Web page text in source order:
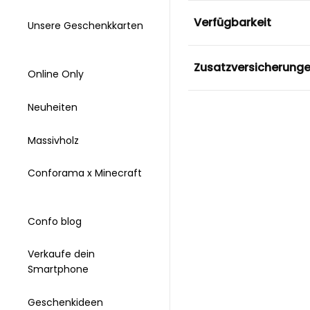
Unsere Geschenkkarten
Online Only
Neuheiten
Massivholz
Conforama x Minecraft
Confo blog
Verkaufe dein
Smartphone
Geschenkideen
Verfügbarkeit